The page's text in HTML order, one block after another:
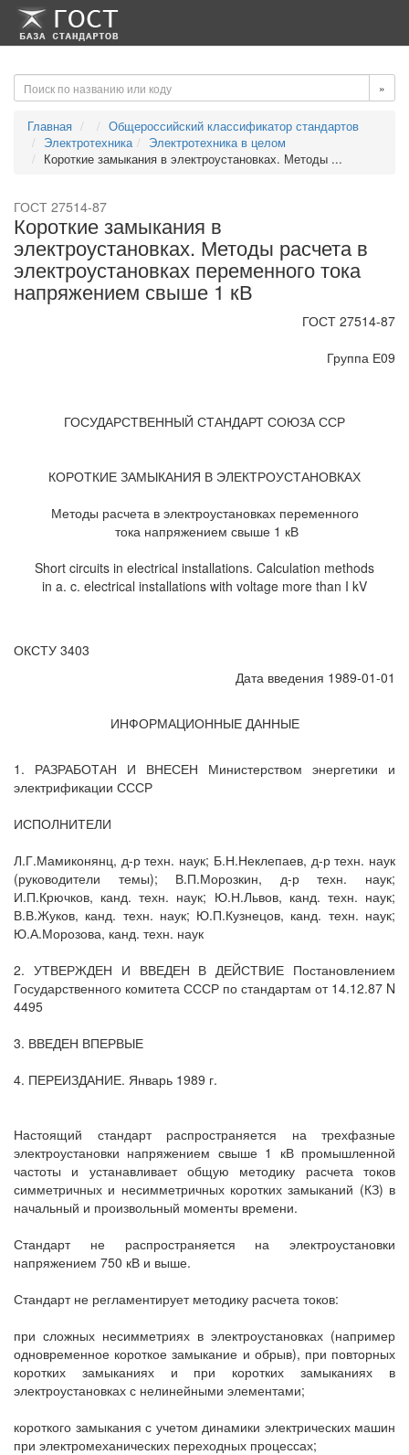
-->-->
»
Главная
Общероссийский классификатор стандартов
Электротехника
Электротехника в целом
Короткие замыкания в электроустановках. Методы ...
ГОСТ 27514-87
Короткие замыкания в
электроустановках. Методы расчета в
электроустановках переменного тока
напряжением свыше 1 кВ
ГОСТ 27514-87
Группа Е09
ГОСУДАРСТВЕННЫЙ СТАНДАРТ СОЮЗА ССР
КОРОТКИЕ ЗАМЫКАНИЯ В ЭЛЕКТРОУСТАНОВКАХ
Методы расчета в электроустановках переменного
тока напряжением свыше 1 кВ
Short circuits in electrical installations. Calculation methods
in a. c. electrical installations with voltage more than I kV
ОКСТУ 3403
Дата введения 1989-01-01
ИНФОРМАЦИОННЫЕ ДАННЫЕ
1. РАЗРАБОТАН И ВНЕСЕН Министерством энергетики и
электрификации СССР
ИСПОЛНИТЕЛИ
Л.Г.Мамиконянц, д-р техн. наук; Б.Н.Неклепаев, д-р техн. наук
(руководители темы); В.П.Морозкин, д-р техн. наук;
И.П.Крючков, канд. техн. наук; Ю.Н.Львов, канд. техн. наук;
В.В.Жуков, канд. техн. наук; Ю.П.Кузнецов, канд. техн. наук;
Ю.А.Морозова, канд. техн. наук
2. УТВЕРЖДЕН И ВВЕДЕН В ДЕЙСТВИЕ Постановлением
Государственного комитета СССР по стандартам от 14.12.87 N
4495
3. ВВЕДЕН ВПЕРВЫЕ
4. ПЕРЕИЗДАНИЕ. Январь 1989 г.
Настоящий стандарт распространяется на трехфазные
электроустановки напряжением свыше 1 кВ промышленной
частоты и устанавливает общую методику расчета токов
симметричных и несимметричных коротких замыканий (КЗ) в
начальный и произвольный моменты времени.
Стандарт не распространяется на электроустановки
напряжением 750 кВ и выше.
Стандарт не регламентирует методику расчета токов:
при сложных несимметриях в электроустановках (например
одновременное короткое замыкание и обрыв), при повторных
коротких замыканиях и при коротких замыканиях в
электроустановках с нелинейными элементами;
короткого замыкания с учетом динамики электрических машин
при электромеханических переходных процессах;